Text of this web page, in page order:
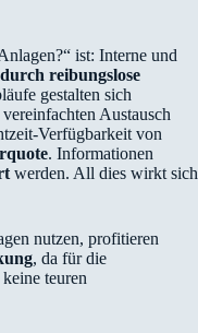
ist: Interne und
reibungslose
gestalten sich
Austausch
Verfügbarkeit von
. Informationen
werden. All dies wirkt sich
nutzen, profitieren
, da für die
teuren